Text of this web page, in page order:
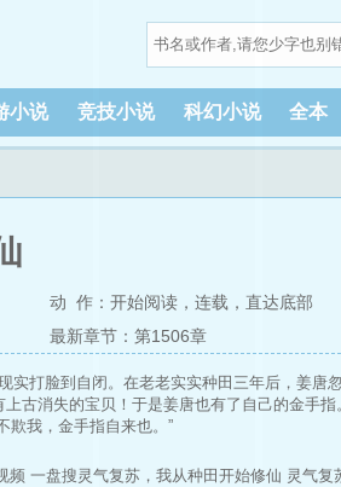
小说 竞技小说 科幻小说 全本
动 作： 开始阅读，连载， 直达底部
最新章节：第1506章
实打脸到自闭。在老老实实种田三年后，姜唐
古消失的宝贝！于是姜唐也有了自己的金手
我，金手指自来也。”
频 一盘搜灵气复苏，我从种田开始修仙 灵气复